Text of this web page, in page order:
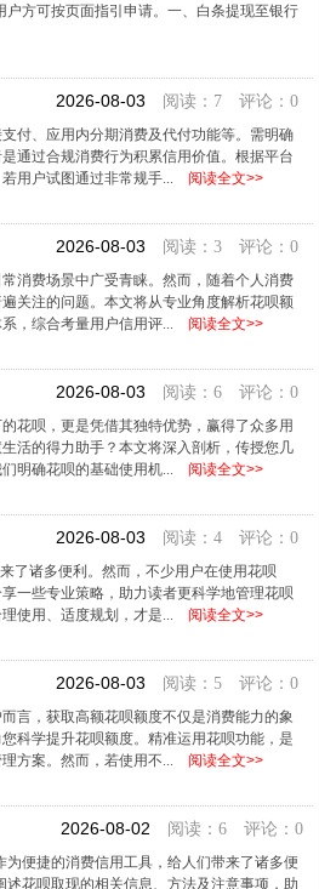
方可按页面指引申请。一、白条提现至银行
2026-08-03 阅读：7 评论：0
付、应用内分期消费及代付功能等。需明确
通过合规消费行为积累信用价值。根据平台
用户试图通过非常规手...
阅读全文>>
2026-08-03 阅读：3 评论：0
消费场景中广受青睐。然而，随着个人消费
关注的问题。本文将从专业角度解析花呗额
，综合考量用户信用评...
阅读全文>>
2026-08-03 阅读：6 评论：0
花呗，更是凭借其独特优势，赢得了众多用
活的得力助手？本文将深入剖析，传授您几
明确花呗的基础使用机...
阅读全文>>
2026-08-03 阅读：4 评论：0
了诸多便利。然而，不少用户在使用花呗
一些专业策略，助力读者更科学地管理花呗
使用、适度规划，才是...
阅读全文>>
2026-08-03 阅读：5 评论：0
言，获取高额花呗额度不仅是消费能力的象
科学提升花呗额度。精准运用花呗功能，是
方案。然而，若使用不...
阅读全文>>
2026-08-02 阅读：6 评论：0
便捷的消费信用工具，给人们带来了诸多便
花呗取现的相关信息、方法及注意事项，助